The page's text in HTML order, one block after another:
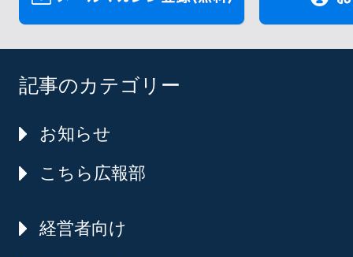
記事のカテゴリー
お知らせ
こちら広報部
経営者向け